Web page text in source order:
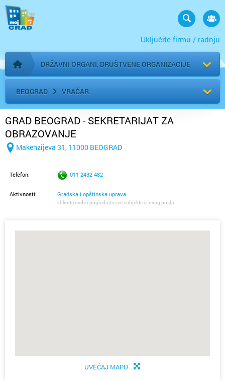
Uključite firmu / radnju
Početna stranica
DRŽAVNI ORGANI, DRUŠTVENE ORGANIZACIJE
BEOGRAD VRAČAR
GRAD BEOGRAD - SEKRETARIJAT ZA
OBRAZOVANJE
Makenzijeva 31, 11000 BEOGRAD
Telefon: 011 2432 482
Aktivnosti: Gradska i opštinska uprava
kliknite ovde i pogledajte sve subjekte iz ovog posla
UVEĆAJ MAPU